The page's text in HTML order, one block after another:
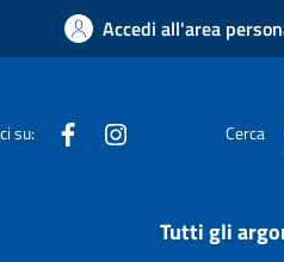
Accedi all'area
su: Facebook Cerca
Tutti gli